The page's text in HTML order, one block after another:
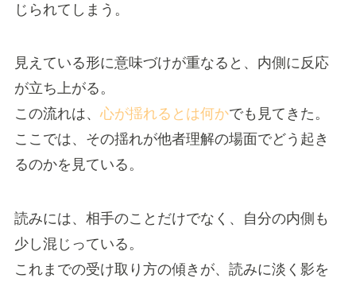
じられてしまう。
見えている形に意味づけが重なると、内側に反応
が立ち上がる。
この流れは、 心が揺れるとは何かでも見てきた。
ここでは、その揺れが他者理解の場面でどう起き
るのかを見ている。
読みには、相手のことだけでなく、自分の内側も
少し混じっている。
これまでの受け取り方の傾きが、読みに淡く影を